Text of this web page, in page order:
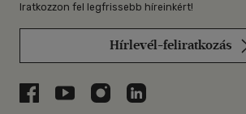
Iratkozzon fel legfrissebb híreinkért!
Hírlevél-feliratkozás
Libri a Facebookon
Libri a Youtube-on
Libri az Instagramon
Libri a LinkedInen